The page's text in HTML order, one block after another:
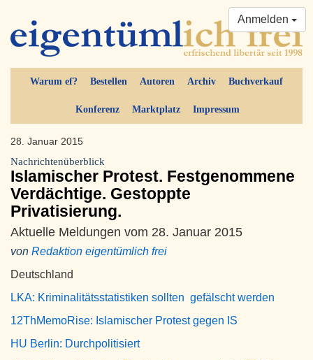
Warum ef? Bestellen Autoren Archiv Buchverkauf
Konferenz Marktplatz Impressum
Anmelden
28. Januar 2015
Nachrichtenüberblick
Islamischer Protest. Festgenommene
Verdächtige. Gestoppte
Privatisierung.
Aktuelle Meldungen vom 28. Januar 2015
von Redaktion eigentümlich frei
Deutschland
LKA: Kriminalitätsstatistiken sollten gefälscht werden
12ThMemoRise: Islamischer Protest gegen IS
HU Berlin: Durchpolitisiert